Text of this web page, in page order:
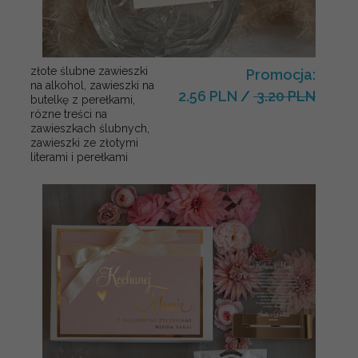
złote ślubne zawieszki
na alkohol, zawieszki na
butelkę z perełkami,
rózne treści na
zawieszkach ślubnych,
zawieszki ze złotymi
literami i perełkami
Promocja:
2.56 PLN / 3.20 PLN